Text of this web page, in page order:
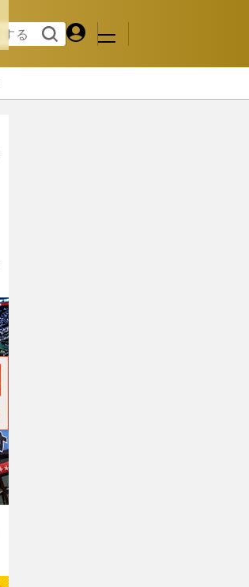
検索
る
マイペ
ジ
メニュ